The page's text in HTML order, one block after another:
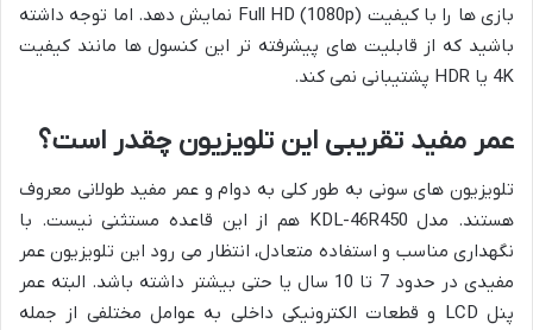
بازی ها را با کیفیت Full HD (1080p) نمایش دهد. اما توجه داشته
باشید که از قابلیت های پیشرفته تر این کنسول ها مانند کیفیت
4K یا HDR پشتیبانی نمی کند.
عمر مفید تقریبی این تلویزیون چقدر است؟
تلویزیون های سونی به طور کلی به دوام و عمر مفید طولانی معروف
هستند. مدل KDL-46R450 هم از این قاعده مستثنی نیست. با
نگهداری مناسب و استفاده متعادل، انتظار می رود این تلویزیون عمر
مفیدی در حدود 7 تا 10 سال یا حتی بیشتر داشته باشد. البته عمر
پنل LCD و قطعات الکترونیکی داخلی به عوامل مختلفی از جمله